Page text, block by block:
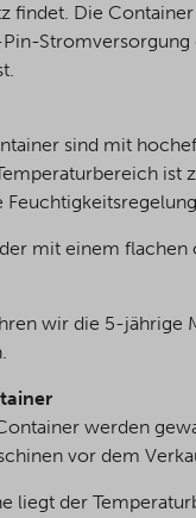
findet. Die
sind mit
mit einem
wir die 5-jährige
werden
vor dem
liegt der